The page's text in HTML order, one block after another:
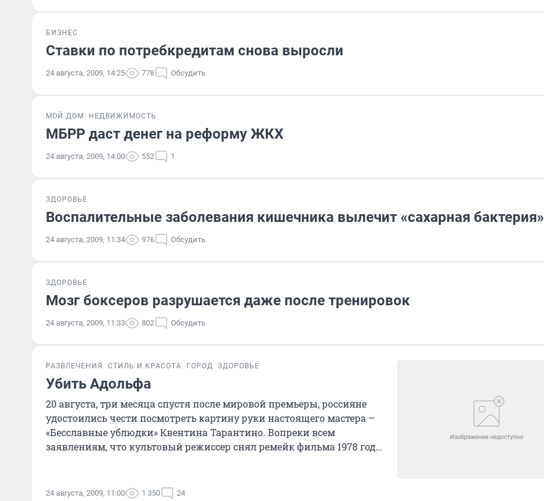
БИЗНЕС
Ставки по потребкредитам снова выросли
24 августа, 2009, 14:25 778 Обсудить
МОЙ ДОМ НЕДВИЖИМОСТЬ
МБРР даст денег на реформу ЖКХ
24 августа, 2009, 14:00 552 1
ЗДОРОВЬЕ
Воспалительные заболевания кишечника вылечит «сахарная бактерия»
24 августа, 2009, 11:34 976 Обсудить
ЗДОРОВЬЕ
Мозг боксеров разрушается даже после тренировок
24 августа, 2009, 11:33 802 Обсудить
РАЗВЛЕЧЕНИЯ СТИЛЬ И КРАСОТА ГОРОД ЗДОРОВЬЕ
Убить Адольфа
20 августа, три месяца спустя после мировой премьеры, россияне
удостоились чести посмотреть картину руки настоящего мастера –
«Бесславные ублюдки» Квентина Тарантино. Вопреки всем
заявлениям, что культовый режиссер снял ремейк фильма 1978 года,
24 августа, 2009, 11:00 1 350 24